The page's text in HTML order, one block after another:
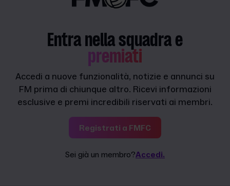
Entra nella squadra e
premiati
Accedi a nuove funzionalità, notizie e annunci su
FM prima di chiunque altro. Ricevi informazioni
esclusive e premi incredibili riservati ai membri.
Registrati a FMFC
Sei già un membro?Accedi.